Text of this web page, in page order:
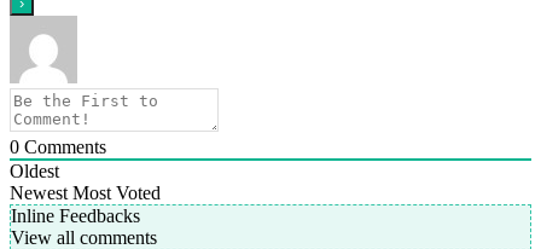
0 Comments
Oldest
Newest Most Voted
Inline Feedbacks
View all comments